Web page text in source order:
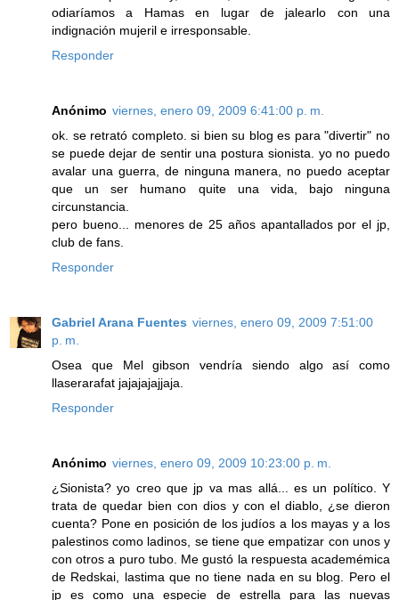
odiaríamos a Hamas en lugar de jalearlo con una
indignación mujeril e irresponsable.
Responder
Anónimo viernes, enero 09, 2009 6:41:00 p. m.
ok. se retrató completo. si bien su blog es para "divertir" no
se puede dejar de sentir una postura sionista. yo no puedo
avalar una guerra, de ninguna manera, no puedo aceptar
que un ser humano quite una vida, bajo ninguna
circunstancia.
pero bueno... menores de 25 años apantallados por el jp,
club de fans.
Responder
Gabriel Arana Fuentes viernes, enero 09, 2009 7:51:00
p. m.
Osea que Mel gibson vendría siendo algo así como
llaserarafat jajajajajjaja.
Responder
Anónimo viernes, enero 09, 2009 10:23:00 p. m.
¿Sionista? yo creo que jp va mas allá... es un político. Y
trata de quedar bien con dios y con el diablo, ¿se dieron
cuenta? Pone en posición de los judíos a los mayas y a los
palestinos como ladinos, se tiene que empatizar con unos y
con otros a puro tubo. Me gustó la respuesta academémica
de Redskai, lastima que no tiene nada en su blog. Pero el
jp es como una especie de estrella para las nuevas